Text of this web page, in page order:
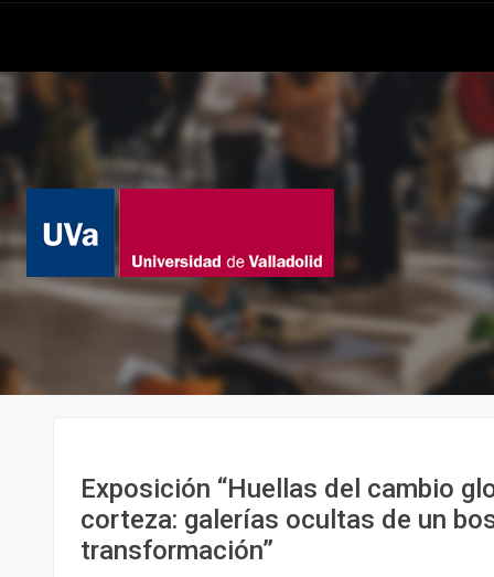
Exposición “Huellas del cambio
corteza: galerías ocultas de un
transformación”